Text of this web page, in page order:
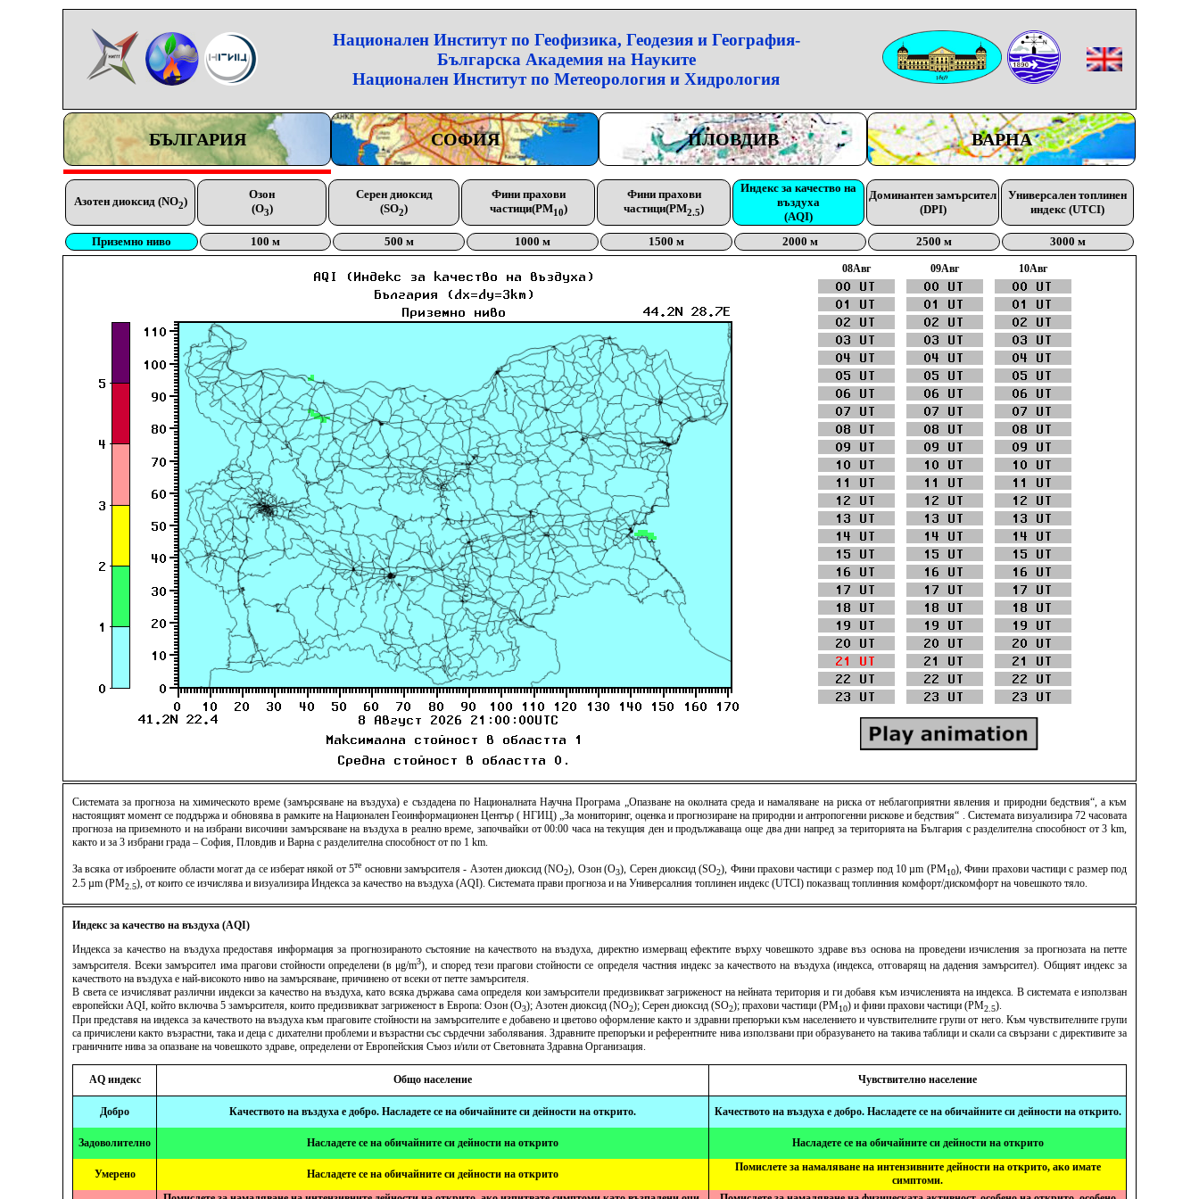
Национален Институт по Геофизика, Геодезия и География-
Българска Академия на Науките
Национален Институт по Метеорология и Хидрология
БЪЛГАРИЯ СОФИЯ ПЛОВДИВ ВАРНА
Азотен диоксид (NO2)
Озон
(O3)
Серен диоксид
(SO2)
Фини прахови
частици(PM10)
Фини прахови
частици(PM2.5)
Индекс за качество на
въздуха
(AQI)
Доминантен замърсител
(DPI)
Универсален топлинен
индекс (UTCI)
Приземно ниво 100 м 500 м 1000 м 1500 м 2000 м 2500 м 3000 м
08Aвг 09Aвг 10Aвг
Системата за прогноза на химическото време (замърсяване на въздуха) е създадена по Националната Научна Програма „Опазване на околната среда и намаляване на риска от неблагоприятни явления и природни бедствия“, а към
настоящият момент се поддържа и обновява в рамките на Национален Геоинформационен Център ( НГИЦ) „За мониторинг, оценка и прогнозиране на природни и антропогенни рискове и бедствия“ . Системата визуализира 72 часовата
прогноза на приземното и на избрани височини замърсяване на въздуха в реално време, започвайки от 00:00 часа на текущия ден и продължаваща още два дни напред за територията на България с разделителна способност от 3 km,
както и за 3 избрани града – София, Пловдив и Варна с разделителна способност от по 1 km.
За всяка от изброените области могат да се изберат някой от 5те основни замърсителя - Азотен диоксид (NO2), Озон (O3), Серен диоксид (SO2), Фини прахови частици с размер под 10 µm (PM10), Фини прахови частици с размер под
2.5 µm (PM2.5), от които се изчислява и визуализира Индекса за качество на въздуха (AQI). Системата прави прогноза и на Универсалния топлинен индекс (UTCI) показващ топлинния комфорт/дискомфорт на човешкото тяло.
Индекс за качество на въздуха (AQI)
Индекса за качество на въздуха предоставя информация за прогнозираното състояние на качеството на въздуха, директно измерващ ефектите върху човешкото здраве въз основа на проведени изчисления за прогнозата на петте
замърсителя. Всеки замърсител има прагови стойности определени (в μg/m3), и според тези прагови стойности се определя частния индекс за качеството на въздуха (индекса, отговарящ на дадения замърсител). Общият индекс за
качеството на въздуха е най-високото ниво на замърсяване, причинено от всеки от петте замърсителя.
В света се изчисляват различни индекси за качество на въздуха, като всяка държава сама определя кои замърсители предизвикват загриженост на нейната територия и ги добавя към изчисленията на индекса. В системата е използван
европейски AQI, който включва 5 замърсителя, които предизвикват загриженост в Европа: Озон (O3); Азотен диоксид (NO2); Серен диоксид (SO2); прахови частици (PM10) и фини прахови частици (PM2.5).
При представя на индекса за качеството на въздуха към праговите стойности на замърсителите е добавено и цветово оформление както и здравни препоръки към населението и чувствителните групи от него. Към чувствителните групи
са причислени както възрастни, така и деца с дихателни проблеми и възрастни със сърдечни заболявания. Здравните препоръки и референтните нива използвани при образуването на такива таблици и скали са свързани с директивите за
граничните нива за опазване на човешкото здраве, определени от Европейския Съюз и/или от Световната Здравна Организация.
AQ индекс Общо население Чувствително население
Добро Качеството на въздуха е добро. Насладете се на обичайните си дейности на открито. Качеството на въздуха е добро. Насладете се на обичайните си дейности на открито.
Задоволително Насладете се на обичайните си дейности на открито Насладете се на обичайните си дейности на открито
Умерено Насладете се на обичайните си дейности на открито
Помислете за намаляване на интензивните дейности на открито, ако имате
симптоми.